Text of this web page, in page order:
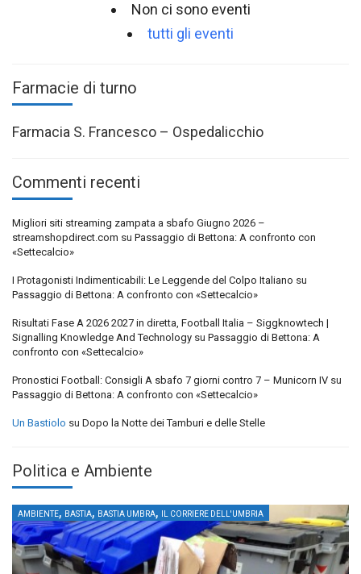
Non ci sono eventi
tutti gli eventi
Farmacie di turno
Farmacia S. Francesco – Ospedalicchio
Commenti recenti
Migliori siti streaming zampata a sbafo Giugno 2026 –
streamshopdirect.com su Passaggio di Bettona: A confronto con
«Settecalcio»
I Protagonisti Indimenticabili: Le Leggende del Colpo Italiano su
Passaggio di Bettona: A confronto con «Settecalcio»
Risultati Fase A 2026 2027 in diretta, Football Italia – Siggknowtech |
Signalling Knowledge And Technology su Passaggio di Bettona: A
confronto con «Settecalcio»
Pronostici Football: Consigli A sbafo 7 giorni contro 7 – Municorn IV su
Passaggio di Bettona: A confronto con «Settecalcio»
Un Bastiolo su Dopo la Notte dei Tamburi e delle Stelle
Politica e Ambiente
AMBIENTE, BASTIA, BASTIA UMBRA, IL CORRIERE DELL'UMBRIA